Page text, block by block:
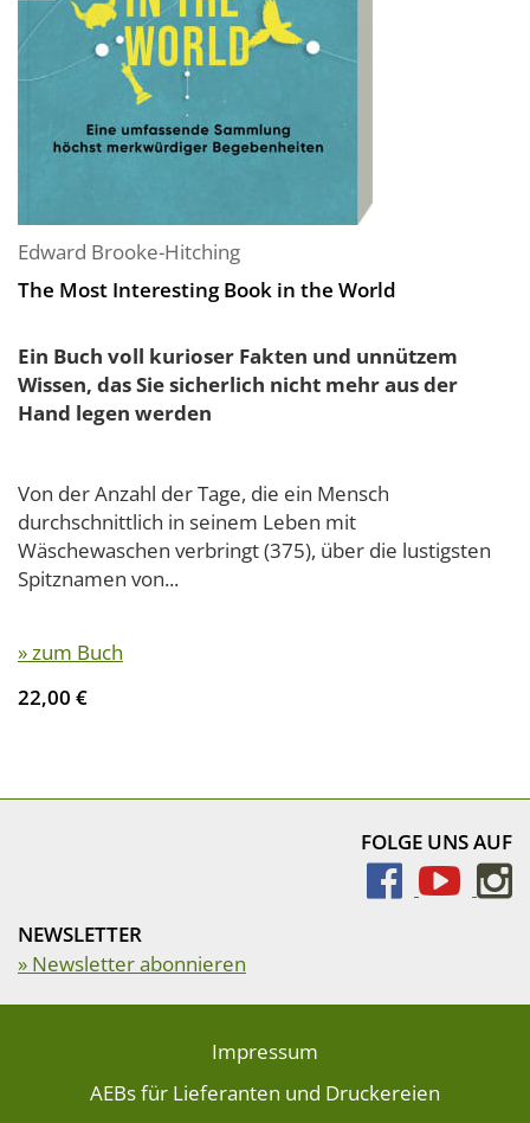
Edward Brooke-Hitching
The Most Interesting Book in the World
Ein Buch voll kurioser Fakten und unnützem
Wissen, das Sie sicherlich nicht mehr aus der
Hand legen werden
Von der Anzahl der Tage, die ein Mensch
durchschnittlich in seinem Leben mit
Wäschewaschen verbringt (375), über die lustigsten
Spitznamen von...
» zum Buch
22,00 €
FOLGE UNS AUF
NEWSLETTER
» Newsletter abonnieren
Impressum
AEBs für Lieferanten und Druckereien